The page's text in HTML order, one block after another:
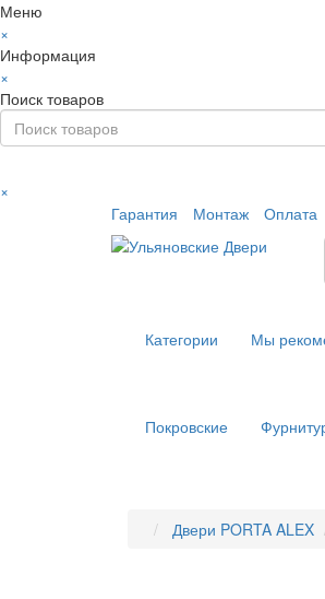
Меню
×
Информация
×
Поиск товаров
×
Гарантия
Монтаж Оплата
Категории Мы
Покровские
Двери PORTA ALEX